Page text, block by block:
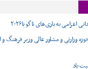
اعزامی به بازی‌های ناگویا۲۰۲۶
وزارتی و مشاور عالی وزیر فرهنگ و
باد